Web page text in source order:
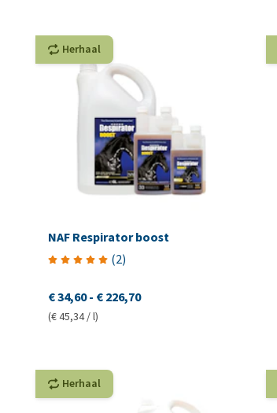
Herhaal
NAF Respirator boost
(2)
€ 34,60 - € 226,70
(€ 45,34 / l)
Herhaal